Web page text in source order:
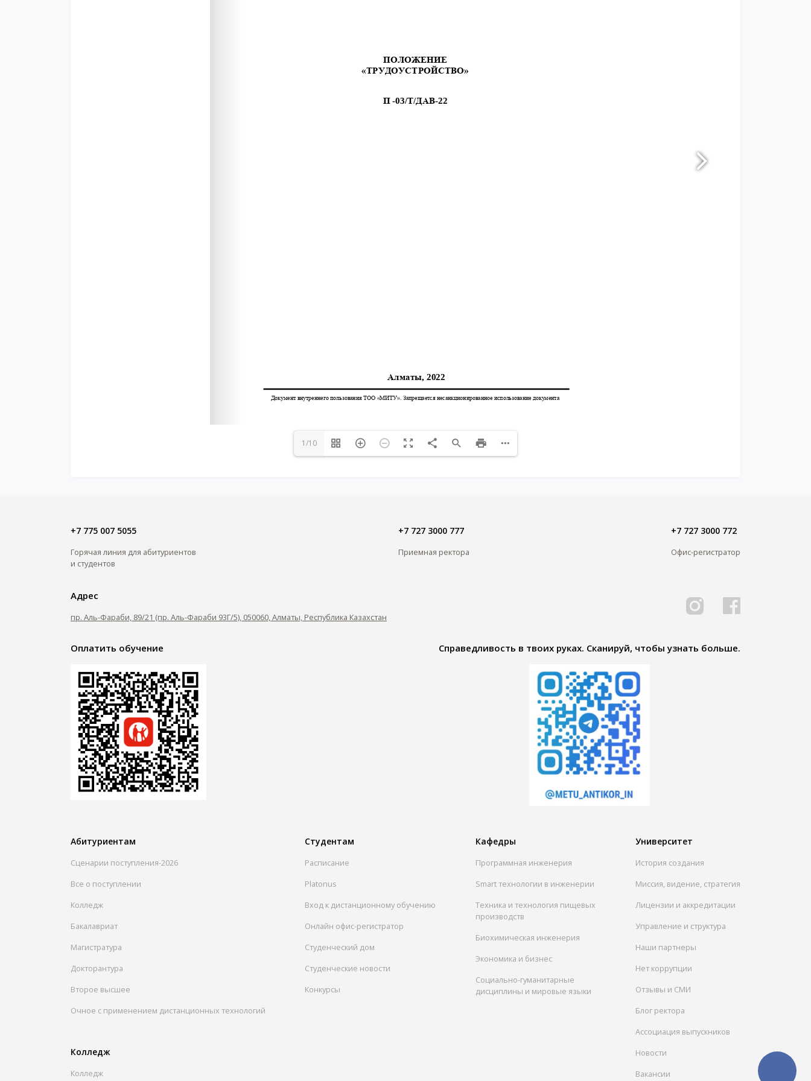
1/10
+7 775 007 5055
Горячая линия для абитуриентов
и студентов
+7 727 3000 777
Приемная ректора
+7 727 3000 772
Офис-регистратор
Адрес
пр. Аль-Фараби, 89/21 (пр. Аль-Фараби 93Г/5), 050060, Алматы, Республика Казахстан
Оплатить обучение Справедливость в твоих руках. Сканируй, чтобы узнать больше.
Абитуриентам
Сценарии поступления-2026
Все о поступлении
Колледж
Бакалавриат
Магистратура
Докторантура
Второе высшее
Очное с применением дистанционных технологий
Колледж
Колледж
Студентам
Расписание
Platonus
Вход к дистанционному обучению
Онлайн офис-регистратор
Студенческий дом
Студенческие новости
Конкурсы
Кафедры
Программная инженерия
Smart технологии в инженерии
Техника и технология пищевых
производств
Биохимическая инженерия
Экономика и бизнес
Социально-гуманитарные
дисциплины и мировые языки
Университет
История создания
Миссия, видение, стратегия
Лицензии и аккредитации
Управление и структура
Наши партнеры
Нет коррупции
Отзывы и СМИ
Блог ректора
Ассоциация выпускников
Новости
Вакансии